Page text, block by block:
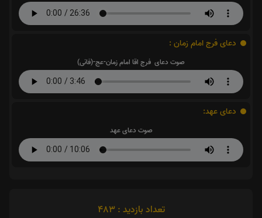
دعای فرج امام زمان :
صوت دعای فرج اقا امام زمان-عج-(فانی)
دعای عهد:
صوت دعای عهد
تعداد بازدید : 483